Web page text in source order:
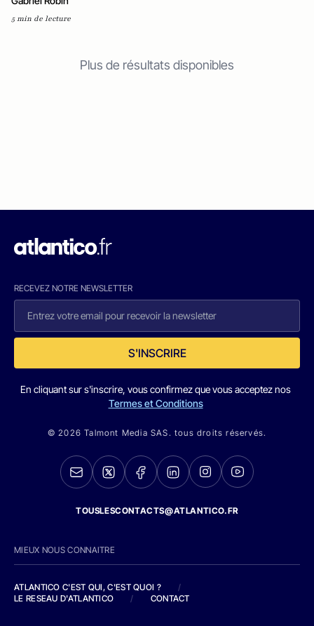
5 min de lecture
Plus de résultats disponibles
RECEVEZ NOTRE NEWSLETTER
S'INSCRIRE
En cliquant sur s'inscrire, vous confirmez que vous acceptez nos
Termes et Conditions
© 2026 Talmont Media SAS. tous droits réservés.
TOUSLESCONTACTS@ATLANTICO.FR
MIEUX NOUS CONNAITRE
ATLANTICO C'EST QUI, C'EST QUOI ?
/
LE RESEAU D'ATLANTICO
/ CONTACT